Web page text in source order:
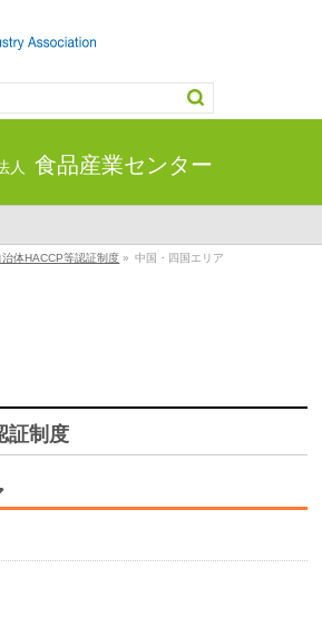
人 食品産業センター
治体HACCP等認証制度 » 中国・四国エリア
証制度